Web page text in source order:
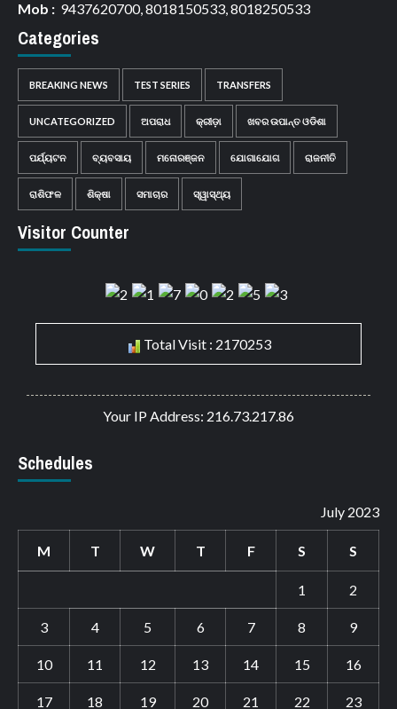
Mob : 9437620700, 8018150533, 8018250533
Categories
BREAKING NEWS TEST SERIES TRANSFERS
UNCATEGORIZED ଅପରାଧ କ୍ରୀଡ଼ା ଖବର ଉପାନ୍ତ ଓଡିଶା
ପର୍ଯ୍ୟଟନ ବ୍ୟବସାୟ ମନୋରଞ୍ଜନ ଯୋଗାଯୋଗ ରାଜନୀତି
ରାଶିଫଳ ଶିକ୍ଷା ସମାଚାର ସ୍ୱାସ୍ଥ୍ୟ
Visitor Counter
Total Visit : 2170253
Your IP Address: 216.73.217.86
Schedules
July 2023
M T W T F S S
1 2
3 4 5 6 7 8 9
10 11 12 13 14 15 16
17 18 19 20 21 22 23